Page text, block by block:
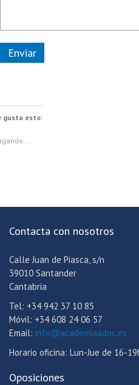
gusta esto:
Contacta con nosotros
Calle Juan de Piasca, s/n
39010 Santander
Cantabria
Tel: +34 942 37 10 85
Móvil: +34 608 24 06 57
Email: info@academiaadoc.es
Horario oficina: Lun-Jue de 16-
Oposiciones